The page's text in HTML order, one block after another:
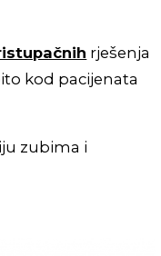
rješenja
kod pacijenata
zubima i